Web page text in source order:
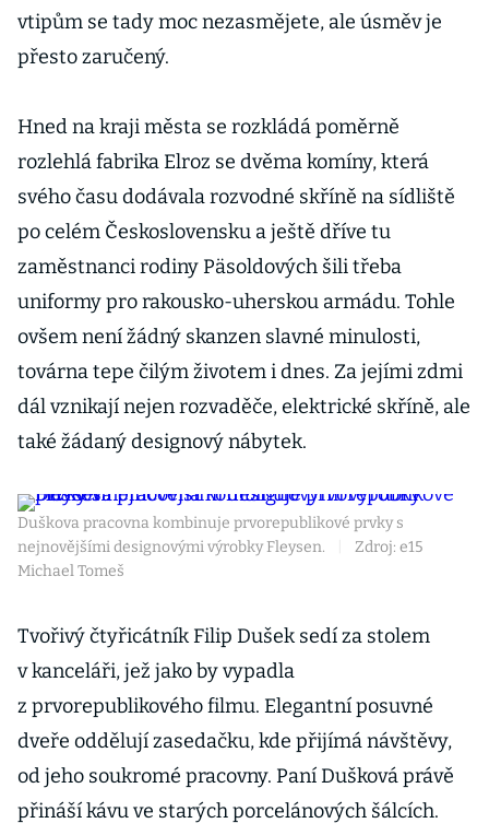
vtipům se tady moc nezasmějete, ale úsměv je
přesto zaručený.
Hned na kraji města se rozkládá poměrně
rozlehlá fabrika Elroz se dvěma komíny, která
svého času dodávala rozvodné skříně na sídliště
po celém Československu a ještě dříve tu
zaměstnanci rodiny Päsoldových šili třeba
uniformy pro rakousko-uherskou armádu. Tohle
ovšem není žádný skanzen slavné minulosti,
továrna tepe čilým životem i dnes. Za jejími zdmi
dál vznikají nejen rozvaděče, elektrické skříně, ale
také žádaný designový nábytek.
Duškova pracovna kombinuje prvorepublikové prvky s
nejnovějšími designovými výrobky Fleysen.
Zdroj: e15
Michael Tomeš
Tvořivý čtyřicátník Filip Dušek sedí za stolem
v kanceláři, jež jako by vypadla
z prvorepublikového filmu. Elegantní posuvné
dveře oddělují zasedačku, kde přijímá návštěvy,
od jeho soukromé pracovny. Paní Dušková právě
přináší kávu ve starých porcelánových šálcích.